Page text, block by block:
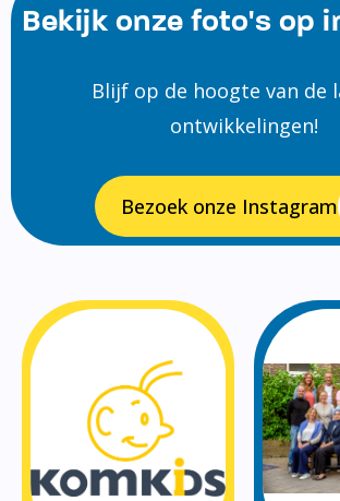
Bekijk onze foto's op
Blijf op de hoogte van de
ontwikkelingen!
Bezoek onze Instagram